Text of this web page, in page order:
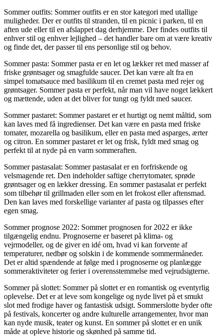
Sommer outfits: Sommer outfits er en stor kategori med utallige
muligheder. Der er outfits til stranden, til en picnic i parken, til en
aften ude eller til en afslappet dag derhjemme. Der findes outfits til
enhver stil og enhver lejlighed – det handler bare om at være kreativ
og finde det, der passer til ens personlige stil og behov.
Sommer pasta: Sommer pasta er en let og lækker ret med masser af
friske grøntsager og smagfulde saucer. Det kan være alt fra en
simpel tomatsauce med basilikum til en cremet pasta med rejer og
grøntsager. Sommer pasta er perfekt, når man vil have noget lækkert
og mættende, uden at det bliver for tungt og fyldt med saucer.
Sommer pastaret: Sommer pastaret er et hurtigt og nemt måltid, som
kan laves med få ingredienser. Det kan være en pasta med friske
tomater, mozarella og basilikum, eller en pasta med asparges, ærter
og citron. En sommer pastaret er let og frisk, fyldt med smag og
perfekt til at nyde på en varm sommeraften.
Sommer pastasalat: Sommer pastasalat er en forfriskende og
velsmagende ret. Den indeholder saftige cherrytomater, sprøde
grøntsager og en lækker dressing. En sommer pastasalat er perfekt
som tilbehør til grillmaden eller som en let frokost eller aftensmad.
Den kan laves med forskellige varianter af pasta og tilpasses efter
egen smag.
Sommer prognose 2022: Sommer prognosen for 2022 er ikke
tilgængelig endnu. Prognoserne er baseret på klima- og
vejrmodeller, og de giver en idé om, hvad vi kan forvente af
temperaturer, nedbør og solskin i de kommende sommermåneder.
Det er altid spændende at følge med i prognoserne og planlægge
sommeraktiviteter og ferier i overensstemmelse med vejrudsigterne.
Sommer på slottet: Sommer på slottet er en romantisk og eventyrlig
oplevelse. Det er at leve som kongelige og nyde livet på et smukt
slot med frodige haver og fantastisk udsigt. Sommerslotte byder ofte
på festivals, koncerter og andre kulturelle arrangementer, hvor man
kan nyde musik, teater og kunst. En sommer på slottet er en unik
måde at opleve historie og skønhed på samme tid.